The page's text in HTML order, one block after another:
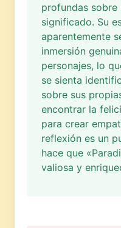
profundas sobre
significado. Su
aparentemente
inmersión
personajes, lo
se sienta
sobre sus
encontrar la
para crear
reflexión es un
hace que
valiosa y